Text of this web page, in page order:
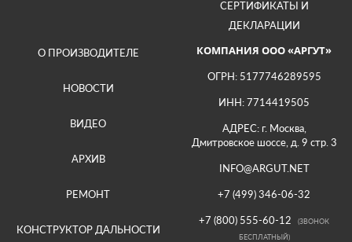
СЕРТИФИКАТЫ И
ДЕКЛАРАЦИИ
О ПРОИЗВОДИТЕЛЕ
НОВОСТИ
ВИДЕО
АРХИВ
РЕМОНТ
КОНСТРУКТОР ДАЛЬНОСТИ
КОМПАНИЯ ООО «АРГУТ»
ОГРН: 5177746289595
ИНН: 7714419505
АДРЕС: г. Москва,
Дмитровское шоссе, д. 9 стр. 3
INFO@ARGUT.NET
+7 (499) 346-06-32
+7 (800) 555-60-12
(ЗВОНОК
БЕСПЛАТНЫЙ)